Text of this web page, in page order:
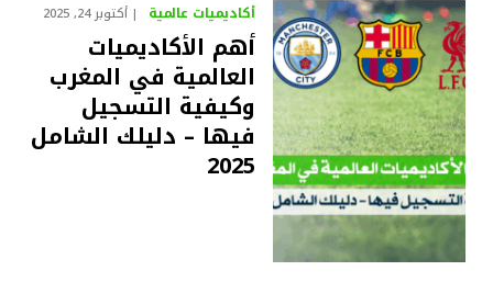
أكاديميات عالمية أكتوبر 24, 2025
أهم الأكاديميات
العالمية في المغرب
وكيفية التسجيل
فيها – دليلك الشامل
2025